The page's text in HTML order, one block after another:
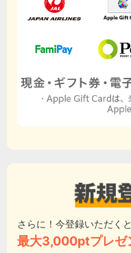
さらに！今登録いただく
最大3,000ptプレゼ